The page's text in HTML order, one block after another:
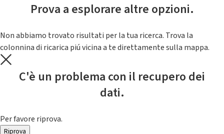
Prova a esplorare altre opzioni.
Non abbiamo trovato risultati per la tua ricerca. Trova la
colonnina di ricarica piú vicina a te direttamente sulla mappa.
C'è un problema con il recupero dei
dati.
Per favore riprova.
Riprova